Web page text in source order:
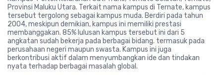
Provinsi Maluku Utara. Terkait nama kampus di Ternate, kampus
tersebut tergolong sebagai kampus muda. Berdiri pada tahun
2004, meskipun demikian, kampus ini memiliki prestasi
membanggakan. 85% lulusan kampus tersebut ini dari 5
angkatan sudah bekerja pada berbagai bidang. termasuk pada
perusahaan negeri maupun swasta. Kampus ini juga
berkontribusi aktif dalam menyumbangkan ide dan tindakan
nyata terhadap berbagai masalah global.